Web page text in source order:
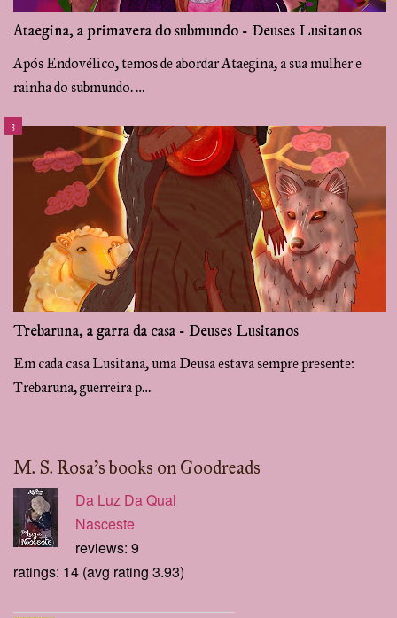
Ataegina, a primavera do submundo - Deuses Lusitanos
Após Endovélico, temos de abordar Ataegina, a sua mulher e
rainha do submundo. …
Trebaruna, a garra da casa - Deuses Lusitanos
Em cada casa Lusitana, uma Deusa estava sempre presente:
Trebaruna, guerreira p…
M. S. Rosa's books on Goodreads
Da Luz Da Qual
Nasceste
reviews: 9
ratings: 14 (avg rating 3.93)